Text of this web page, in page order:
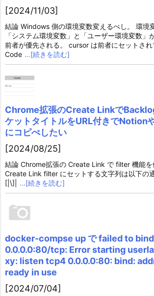
[2024/11/03]
結論 Windows 側の環境変数変えるべし。 環境
「システム環境変数」と「ユーザー環境変数」
前者が優先される。 cursor は前者にセットされ
Code …[続きを読む]
Chrome拡張のCreate Linkで
ケットタイトルをURL付きでNotion
にコピぺしたい
[2024/08/25]
結論 Chrome拡張の Create Link で filter 機能を
Create Link filter にセットする文字列は以下の
[|\]|
…[続きを読む]
docker-compse up で failed to
0.0.0.0:80/tcp: Error starting
xy: listen tcp4 0.0.0.0:80: bind:
ready in use
[2024/07/04]